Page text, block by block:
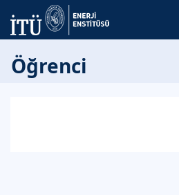
Öğrenci